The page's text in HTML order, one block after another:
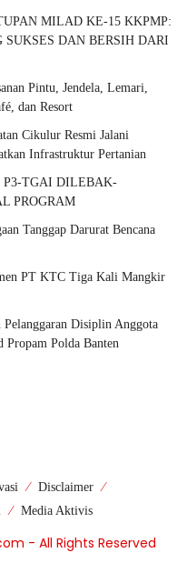
MILAD KE-15 KKPMP:
DAN BERSIH DARI
Pintu, Jendela, Lemari,
dan Resort
Cikulur Resmi Jalani
Infrastruktur Pertanian
P3-TGAI DILEBAK-
PROGRAM
Tanggap Darurat Bencana
PT KTC Tiga Kali Mangkir
Pelanggaran Disiplin Anggota
Polda Banten
Disclaimer
Media Aktivis
- All Rights Reserved